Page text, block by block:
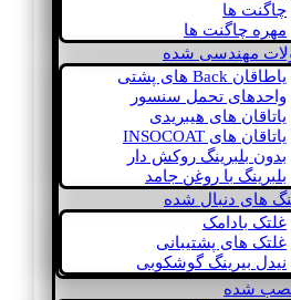
چاگنت ها
مهره چاگنت ها
مهندسی شده
یاطاقان Back های پشتی
واحدهای تحمل سنسور
یاتاقان های هیبریدی
یاتاقان های INSOCOAT
بدون بلبرینگ روکش دار
بلبرینگ با روغن جامد
های دنبال شده
غلتک بادامک
غلتک های پشتیبانی
نیدل بیرینگ گوشکوبی
نصب شده